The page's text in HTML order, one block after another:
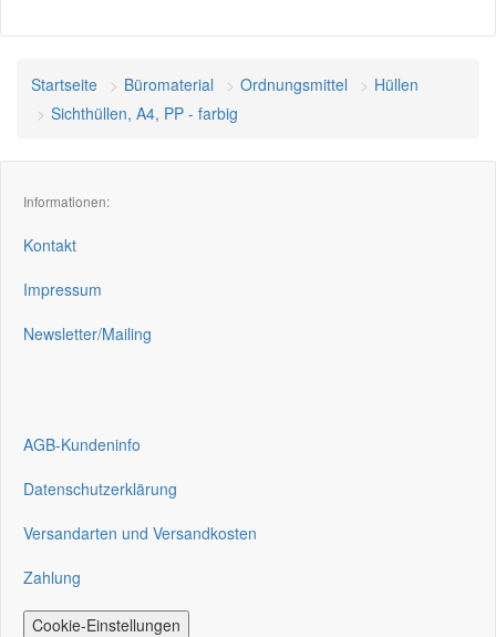
Startseite Büromaterial Ordnungsmittel
Hüllen
Sichthüllen, A4, PP - farbig
Informationen:
Kontakt
Impressum
Newsletter/Mailing
AGB-Kundeninfo
Datenschutzerklärung
Versandarten und Versandkosten
Zahlung
Cookie-Einstellungen